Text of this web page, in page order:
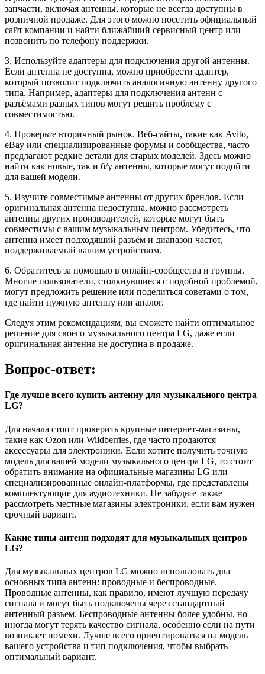
запчасти, включая антенны, которые не всегда доступны в
розничной продаже. Для этого можно посетить официальный
сайт компании и найти ближайший сервисный центр или
позвонить по телефону поддержки.
3. Используйте адаптеры для подключения другой антенны.
Если антенна не доступна, можно приобрести адаптер,
который позволит подключить аналогичную антенну другого
типа. Например, адаптеры для подключения антенн с
разъёмами разных типов могут решить проблему с
совместимостью.
4. Проверьте вторичный рынок. Веб-сайты, такие как Avito,
eBay или специализированные форумы и сообщества, часто
предлагают редкие детали для старых моделей. Здесь можно
найти как новые, так и б/у антенны, которые могут подойти
для вашей модели.
5. Изучите совместимые антенны от других брендов. Если
оригинальная антенна недоступна, можно рассмотреть
антенны других производителей, которые могут быть
совместимы с вашим музыкальным центром. Убедитесь, что
антенна имеет подходящий разъём и диапазон частот,
поддерживаемый вашим устройством.
6. Обратитесь за помощью в онлайн-сообщества и группы.
Многие пользователи, столкнувшиеся с подобной проблемой,
могут предложить решение или поделиться советами о том,
где найти нужную антенну или аналог.
Следуя этим рекомендациям, вы сможете найти оптимальное
решение для своего музыкального центра LG, даже если
оригинальная антенна не доступна в продаже.
Вопрос-ответ:
Где лучше всего купить антенну для музыкального центра
LG?
Для начала стоит проверить крупные интернет-магазины,
такие как Ozon или Wildberries, где часто продаются
аксессуары для электроники. Если хотите получить точную
модель для вашей модели музыкального центра LG, то стоит
обратить внимание на официальные магазины LG или
специализированные онлайн-платформы, где представлены
комплектующие для аудиотехники. Не забудьте также
рассмотреть местные магазины электроники, если вам нужен
срочный вариант.
Какие типы антенн подходят для музыкальных центров
LG?
Для музыкальных центров LG можно использовать два
основных типа антенн: проводные и беспроводные.
Проводные антенны, как правило, имеют лучшую передачу
сигнала и могут быть подключены через стандартный
антенный разъем. Беспроводные антенны более удобны, но
иногда могут терять качество сигнала, особенно если на пути
возникает помехи. Лучше всего ориентироваться на модель
вашего устройства и тип подключения, чтобы выбрать
оптимальный вариант.